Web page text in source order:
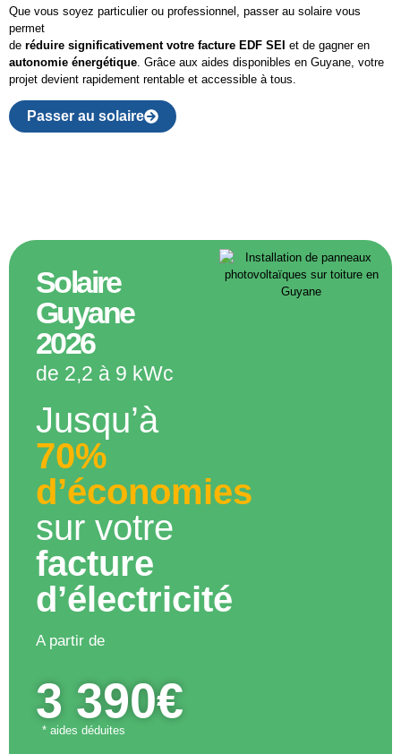
Que vous soyez particulier ou professionnel, passer au solaire vous
permet
de réduire significativement votre facture EDF SEI et de gagner en
autonomie énergétique . Grâce aux aides disponibles en Guyane, votre
projet devient rapidement rentable et accessible à tous.
Passer au solaire
Solaire
Guyane
2026
de 2,2 à 9 kWc
Jusqu’à
70%
d’économies
sur votre
facture
d’électricité
A partir de
3 390€
* aides déduites